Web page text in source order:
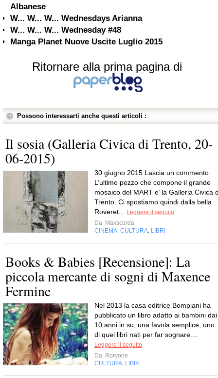
Albanese
W... W... W... Wednesdays Arianna
W... W... W... Wednesday #48
Manga Planet Nuove Uscite Luglio 2015
Ritornare alla prima pagina di
Possono interessarti anche questi articoli :
Il sosia (Galleria Civica di Trento, 20-
06-2015)
30 giugno 2015 Lascia un commento
L’ultimo pezzo che compone il grande
mosaico del MART e’ la Galleria Civica
Trento. Ci spostiamo quindi dalla bella
Roveret...
Leggere il seguito
Da Maxscorda
CINEMA CULTURA LIBRI
Books & Babies [Recensione]: La
piccola mercante di sogni di Maxence
Fermine
Nel 2013 la casa editrice Bompiani ha
pubblicato un libro adatto ai bambini dai
10 anni in su, una favola semplice, uno
di quei libri nati per far sognare....
Leggere il seguito
Da Roryone
CULTURA LIBRI